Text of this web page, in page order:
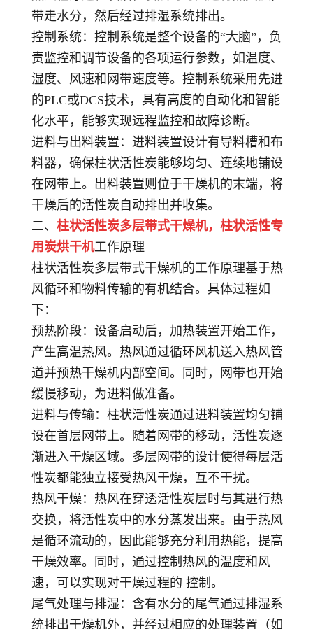
带走水分，然后经过排湿系统排出。
控制系统：控制系统是整个设备的“大脑”，负
责监控和调节设备的各项运行参数，如温度、
湿度、风速和网带速度等。控制系统采用先进
的PLC或DCS技术，具有高度的自动化和智能
化水平，能够实现远程监控和故障诊断。
进料与出料装置 ：进料装置设计有导料槽和布
料器，确保柱状活性炭能够均匀、连续地铺设
在网带上。出料装置则位于干燥机的末端，将
干燥后的活性炭自动排出并收集。
二、 柱状活性炭多层带式干燥机， 柱状活性专
用炭烘干机工作原理
柱状活性炭多层带式干燥机的工作原理基于热
风循环和物料传输的有机结合。具体过程如
下：
预热阶段：设备启动后，加热装置开始工作，
产生高温热风。热风通过循环风机送入热风管
道并预热干燥机内部空间。同时，网带也开始
缓慢移动，为进料做准备。
进料与传输：柱状活性炭通过进料装置均匀铺
设在首层网带上。随着网带的移动，活性炭逐
渐进入干燥区域。多层网带的设计使得每层活
性炭都能独立接受热风干燥，互不干扰。
热风干燥：热风在穿透活性炭层时与其进行热
交换，将活性炭中的水分蒸发出来。由于热风
是循环流动的，因此能够充分利用热能，提高
干燥效率。同时，通过控制热风的温度和风
速，可以实现对干燥过程的 控制。
尾气处理与排湿 ：含有水分的尾气通过排湿系
统排出干燥机外，并经过相应的处理装置（如